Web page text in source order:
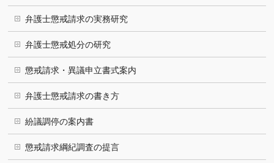
弁護士懲戒請求の実務研究
弁護士懲戒処分の研究
懲戒請求・異議申立書式案内
弁護士懲戒請求の書き方
紛議調停の案内書
懲戒請求綱紀調査の提言